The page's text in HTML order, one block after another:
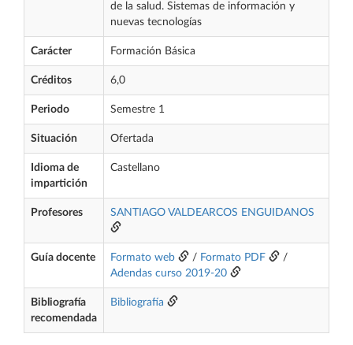
de la salud. Sistemas de información y
nuevas tecnologías
Carácter Formación Básica
Créditos 6,0
Periodo Semestre 1
Situación Ofertada
Idioma de
impartición
Castellano
Profesores SANTIAGO VALDEARCOS ENGUIDANOS
Guía docente Formato web / Formato PDF
/
Adendas curso 2019-20
Bibliografía
recomendada
Bibliografía